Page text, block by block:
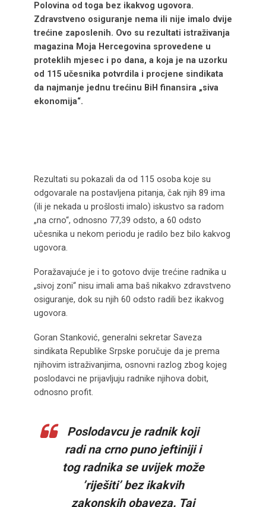
Polovina od toga bez ikakvog ugovora.
Zdravstveno osiguranje nema ili nije imalo dvije
trećine zaposlenih. Ovo su rezultati istraživanja
magazina Moja Hercegovina sprovedene u
proteklih mjesec i po dana, a koja je na uzorku
od 115 učesnika potvrdila i procjene sindikata
da najmanje jednu trećinu BiHfinansira„siva
ekonomija“.
Rezultati su pokazali da od 115 osoba koje su
odgovarale na postavljena pitanja, čak njih 89 ima
(ili je nekada u prošlosti imalo) iskustvo sa radom
„na crno“, odnosno 77,39 odsto, a 60 odsto
učesnika u nekom periodu je radilo bez bilo kakvog
ugovora.
Poražavajuće je i to gotovo dvije trećine radnika u
„sivoj zoni“ nisu imali ama baš nikakvo zdravstveno
osiguranje, dok su njih 60 odsto radili bez ikakvog
ugovora.
Goran Stanković, generalni sekretar Saveza
sindikata Republike Srpske poručuje da je prema
njihovim istraživanjima, osnovni razlog zbog kojeg
poslodavci ne prijavljuju radnike njihova dobit,
odnosno profit.
Poslodavcu je radnik koji
radi na crno puno jeftiniji i
tog radnika se uvijek može
’riješiti’ bez ikakvih
zakonskih obaveza. Taj